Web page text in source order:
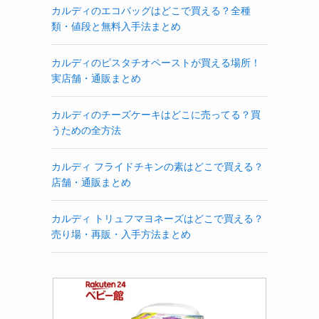
カルディのエコバッグはどこで買える？全種
類・値段と無料入手法まとめ
カルディのピスタチオペーストが買える場所！
実店舗・通販まとめ
カルディのチーズケーキはどこに売ってる？買
うための全方法
カルディ フライドチキンの素はどこで買える？
店舗・通販まとめ
カルディ トリュフマヨネーズはどこで買える？
売り場・再販・入手方法まとめ